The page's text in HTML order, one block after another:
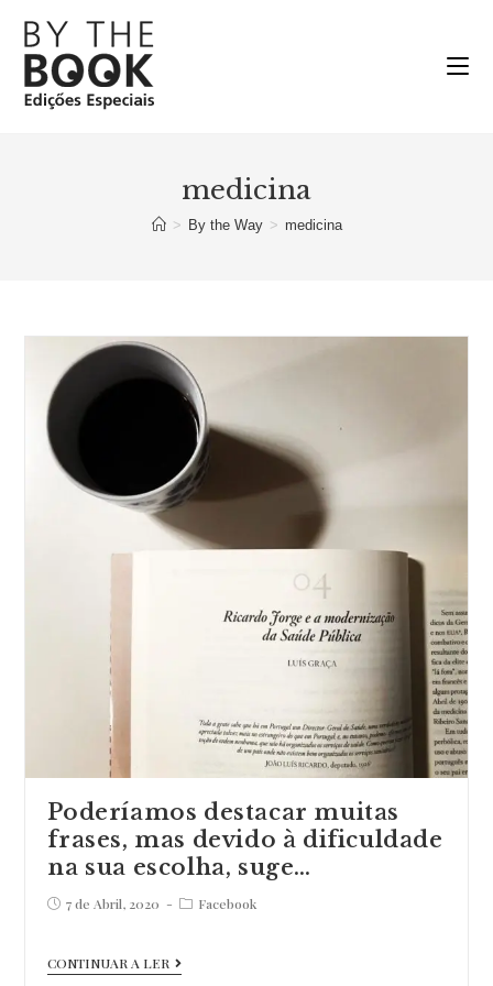
para
conteúdo
medicina
> By the Way > medicina
Poderíamos destacar muitas
frases, mas devido à dificuldade
na sua escolha, suge…
Post7 de Abril, 2020
PostFacebook
CONTINUAR A LER
Poderíamos